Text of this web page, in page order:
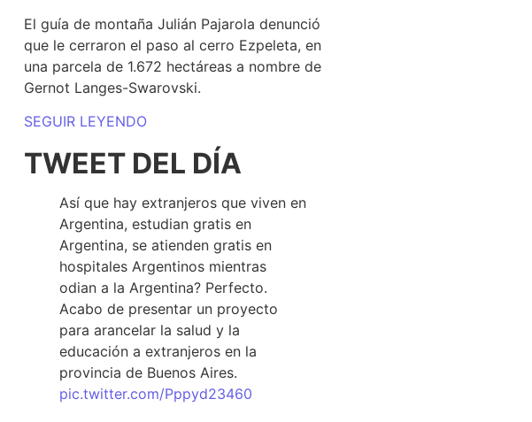
El guía de montaña Julián Pajarola denunció
que le cerraron el paso al cerro Ezpeleta, en
una parcela de 1.672 hectáreas a nombre de
Gernot Langes-Swarovski.
SEGUIR LEYENDO
TWEET DEL DÍA
Así que hay extranjeros que viven en
Argentina, estudian gratis en
Argentina, se atienden gratis en
hospitales Argentinos mientras
odian a la Argentina? Perfecto.
Acabo de presentar un proyecto
para arancelar la salud y la
educación a extranjeros en la
provincia de Buenos Aires.
pic.twitter.com/Pppyd23460